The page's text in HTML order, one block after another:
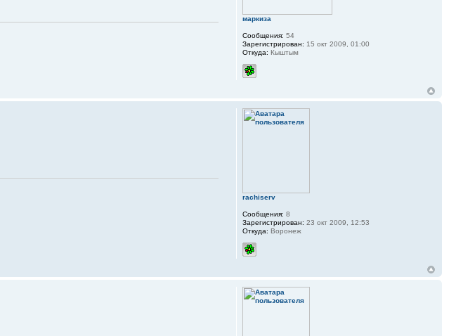
маркиза
Сообщения: 54
Зарегистрирован: 15 окт 2009, 01:00
Откуда: Кыштым
rachiserv
Сообщения: 8
Зарегистрирован: 23 окт 2009, 12:53
Откуда: Воронеж